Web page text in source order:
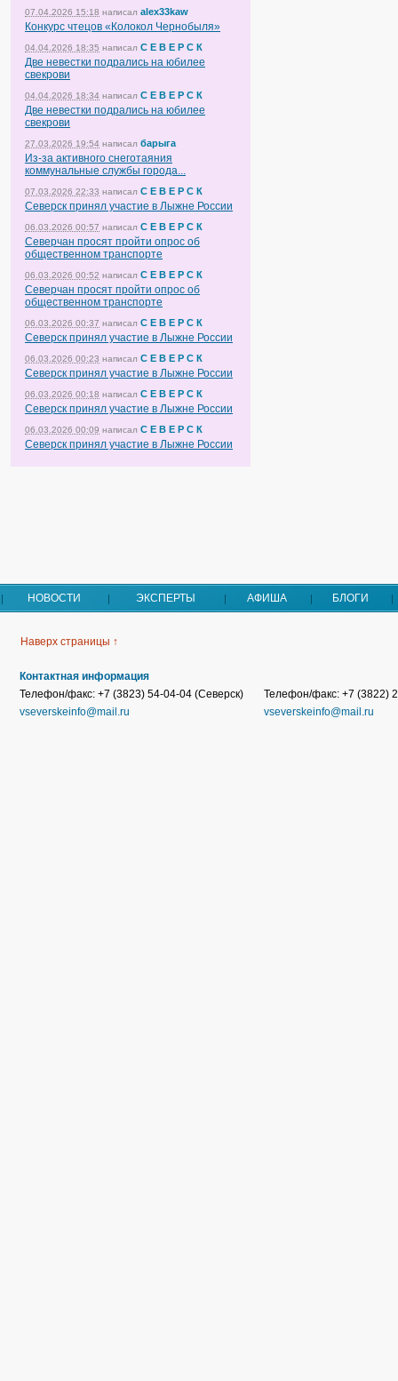
07.04.2026 15:18 написал alex33kaw
Конкурс чтецов «Колокол Чернобыля»
04.04.2026 18:35 написал С Е В Е Р С К
Две невестки подрались на юбилее
свекрови
04.04.2026 18:34 написал С Е В Е Р С К
Две невестки подрались на юбилее
свекрови
27.03.2026 19:54 написал барыга
Из-за активного снеготаяния
коммунальные службы города...
07.03.2026 22:33 написал С Е В Е Р С К
Северск принял участие в Лыжне России
06.03.2026 00:57 написал С Е В Е Р С К
Северчан просят пройти опрос об
общественном транспорте
06.03.2026 00:52 написал С Е В Е Р С К
Северчан просят пройти опрос об
общественном транспорте
06.03.2026 00:37 написал С Е В Е Р С К
Северск принял участие в Лыжне России
06.03.2026 00:23 написал С Е В Е Р С К
Северск принял участие в Лыжне России
06.03.2026 00:18 написал С Е В Е Р С К
Северск принял участие в Лыжне России
06.03.2026 00:09 написал С Е В Е Р С К
Северск принял участие в Лыжне России
НОВОСТИ ЭКСПЕРТЫ АФИША БЛОГИ
Наверх страницы ↑
Контактная информация
Телефон/факс: +7 (3823) 54-04-04 (Северск)
vseverskeinfo@mail.ru
Телефон/факс: +7 (3822)
vseverskeinfo@mail.ru